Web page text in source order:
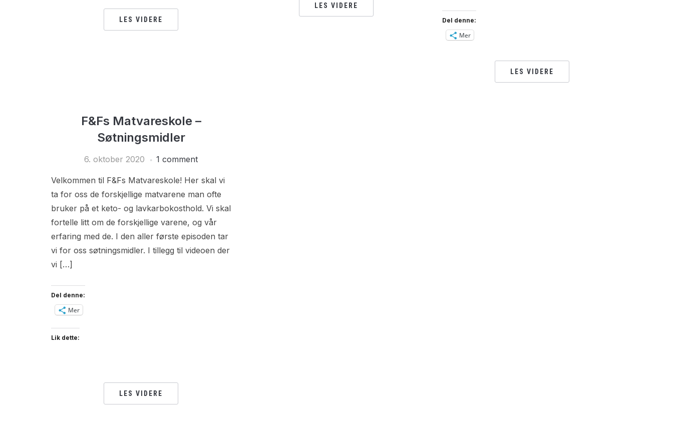
LES VIDERE
LES VIDERE
Del denne:
Mer
LES VIDERE
F&Fs Matvareskole –
Søtningsmidler
6. oktober 2020 1 comment
Velkommen til F&Fs Matvareskole! Her skal vi
ta for oss de forskjellige matvarene man ofte
bruker på et keto- og lavkarbokosthold. Vi skal
fortelle litt om de forskjellige varene, og vår
erfaring med de. I den aller første episoden tar
vi for oss søtningsmidler. I tillegg til videoen der
vi […]
Del denne:
Mer
Lik dette:
LES VIDERE